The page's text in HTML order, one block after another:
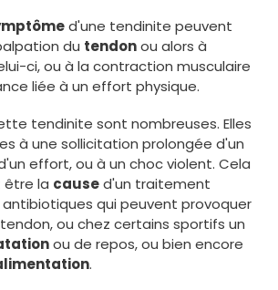
d'une tendinite peuvent
du tendonou alors à
ci, ou à la contraction musculaire
liée à un effort physique.
tendinite sont nombreuses. Elles
à une sollicitation prolongée d'un
effort, ou à un choc violent. Cela
la caused'un traitement
qui peuvent provoquer
ou chez certains sportifs un
ou de repos, ou bien encore
.